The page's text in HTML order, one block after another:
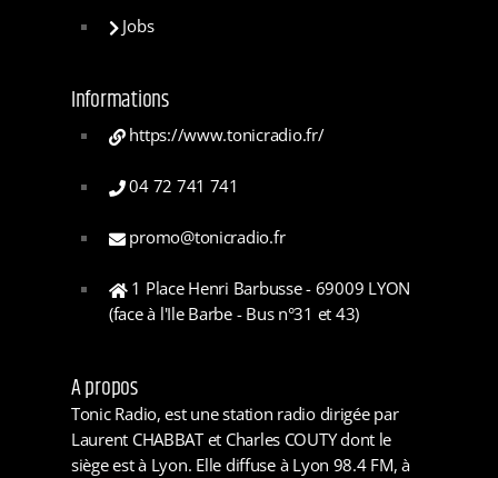
Jobs
Informations
https://www.tonicradio.fr/
04 72 741 741
promo@tonicradio.fr
1 Place Henri Barbusse - 69009 LYON
(face à l'Ile Barbe - Bus n°31 et 43)
A propos
Tonic Radio, est une station radio dirigée par
Laurent CHABBAT et Charles COUTY dont le
siège est à Lyon. Elle diffuse à Lyon 98.4 FM, à